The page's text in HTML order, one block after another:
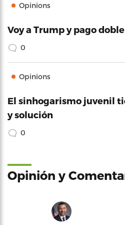
Opinions
Voy a Trump y pago doble
0
Opinions
El sinhogarismo juvenil
y solución
0
Opinión y